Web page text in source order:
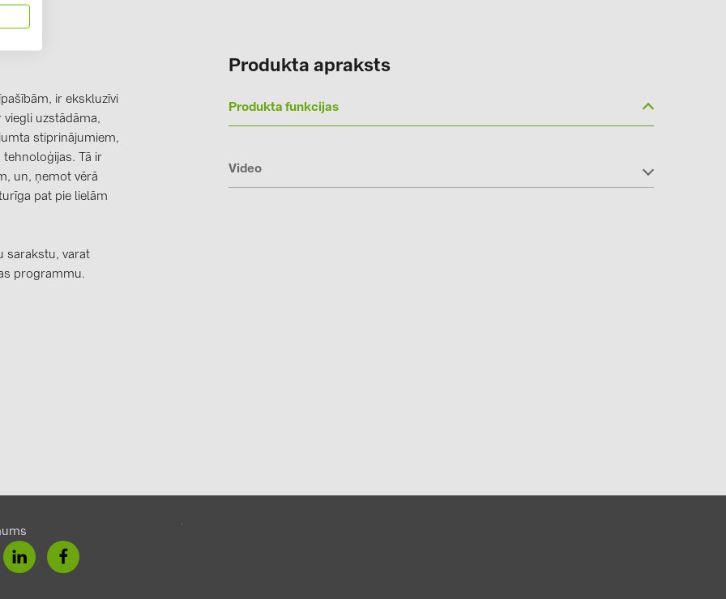
WHES (5)
ir ekskluzīvi
viegli uzstādāma,
stiprinājumiem,
Tā ir
un, ņemot vērā
pat pie lielām
sarakstu, varat
programmu.
Produkta apraksts
Produkta funkcijas
Video